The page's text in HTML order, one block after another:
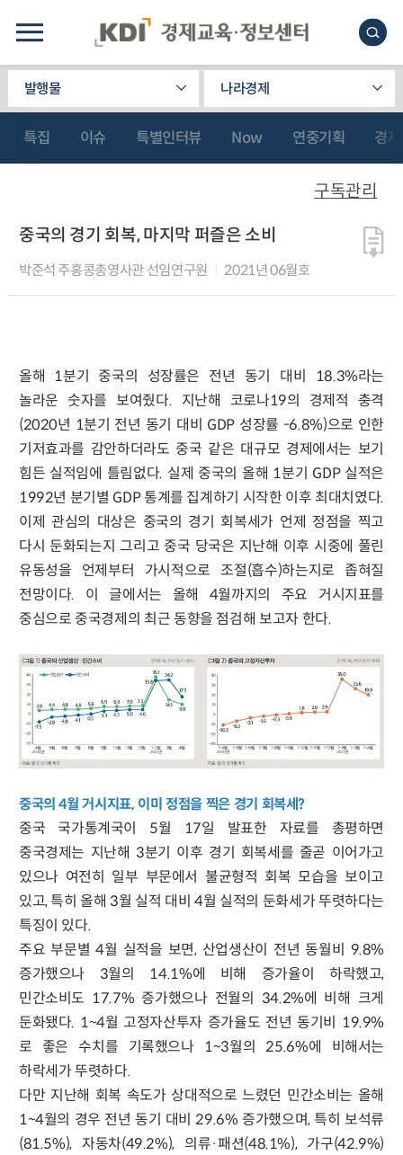
발행물 나라경제
특집 이슈 특별인터뷰 Now 연중기획 경
중국의 경기 회복, 마지막 퍼즐은 소비
박준석 주홍콩총영사관 선임연구원 2021년 06월호
올해 1분기 중국의 성장률은 전년 동기 대비 18.3%라는
놀라운 숫자를 보여줬다. 지난해 코로나19의 경제적 충격
(2020년 1분기 전년 동기 대비 GDP 성장률 -6.8%)으로 인한
기저효과를 감안하더라도 중국 같은 대규모 경제에서는 보기
힘든 실적임에 틀림없다. 실제 중국의 올해 1분기 GDP 실적은
1992년 분기별 GDP 통계를 집계하기 시작한 이후 최대치였다.
이제 관심의 대상은 중국의 경기 회복세가 언제 정점을 찍고
다시 둔화되는지 그리고 중국 당국은 지난해 이후 시중에 풀린
유동성을 언제부터 가시적으로 조절(흡수)하는지로 좁혀질
전망이다. 이 글에서는 올해 4월까지의 주요 거시지표를
중심으로 중국경제의 최근 동향을 점검해 보고자 한다.
중국의 4월 거시지표, 이미 정점을 찍은 경기 회복세?
중국 국가통계국이 5월 17일 발표한 자료를 총평하면
중국경제는 지난해 3분기 이후 경기 회복세를 줄곧 이어가고
있으나 여전히 일부 부문에서 불균형적 회복 모습을 보이고
있고, 특히 올해 3월 실적 대비 4월 실적의 둔화세가 뚜렷하다는
특징이 있다.
주요 부문별 4월 실적을 보면, 산업생산이 전년 동월비 9.8%
증가했으나 3월의 14.1%에 비해 증가율이 하락했고,
민간소비도 17.7% 증가했으나 전월의 34.2%에 비해 크게
둔화됐다. 1~4월 고정자산투자 증가율도 전년 동기비 19.9%
로 좋은 수치를 기록했으나 1~3월의 25.6%에 비해서는
하락세가 뚜렷하다.
다만 지난해 회복 속도가 상대적으로 느렸던 민간소비는 올해
1~4월의 경우 전년 동기 대비 29.6% 증가했으며, 특히 보석류
(81.5%), 자동차(49.2%), 의류·패션(48.1%), 가구(42.9%)
구독관리